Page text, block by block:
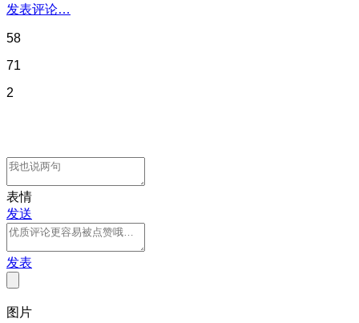
发表评论…
58
71
2
表情
发送
发表
图片